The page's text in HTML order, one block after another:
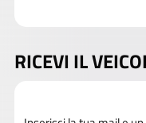
RICEVI IL